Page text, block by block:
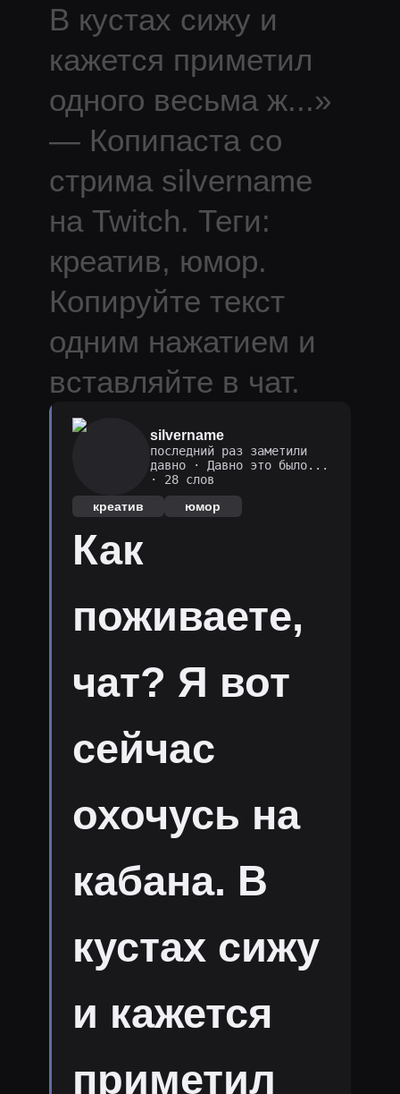
В кустах сижу и
кажется приметил
одного весьма ж...»
— Копипаста со
стрима silvername
на Twitch. Теги:
креатив, юмор.
Копируйте текст
одним нажатием и
вставляйте в чат.
silvername
последний раз заметили
давно·
Давно это было...
· 28 слов
креатив
юмор
Как
поживаете,
чат? Я вот
сейчас
охочусь на
кабана. В
кустах сижу
и кажется
приметил